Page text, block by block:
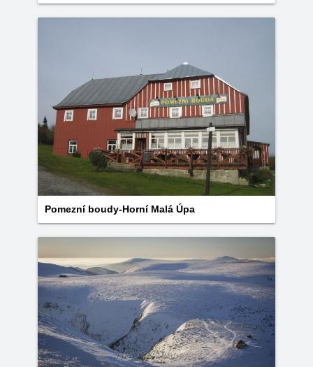
Pomezní boudy-Horní Malá Úpa